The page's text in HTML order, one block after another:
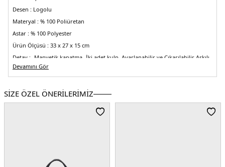
Desen : Logolu
Materyal : % 100 Poliüretan
Astar : % 100 Polyester
Ürün Ölçüsü : 33 x 27 x 15 cm
Detay : -Manyetik kapatma -İki adet kulp, Ayarlanabilir ve Çıkarılabilir Askılı
Üretim Yeri :Filipinler
5DK2XW000954AF17145MC043.07
Devamını Gör
SİZE ÖZEL ÖNERİLERİMİZ